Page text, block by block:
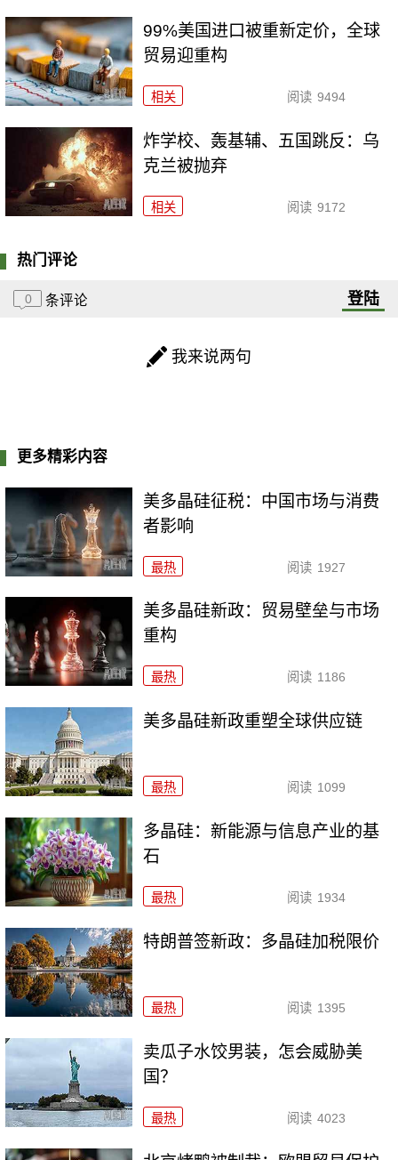
99%美国进口被重新定价，全球
贸易迎重构
相关 阅读 9494
炸学校、轰基辅、五国跳反：乌
克兰被抛弃
相关 阅读 9172
热门评论
0 条评论 登陆
我来说两句
更多精彩内容
美多晶硅征税：中国市场与消费
者影响
最热 阅读 1927
美多晶硅新政：贸易壁垒与市场
重构
最热 阅读 1186
美多晶硅新政重塑全球供应链
最热 阅读 1099
多晶硅：新能源与信息产业的基
石
最热 阅读 1934
特朗普签新政：多晶硅加税限价
最热 阅读 1395
卖瓜子水饺男装，怎会威胁美
国？
最热 阅读 4023